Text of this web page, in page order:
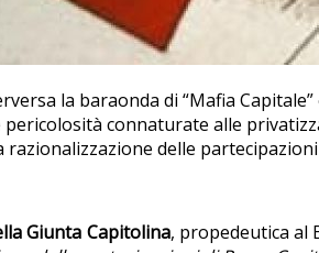
la baraonda di “Mafia
connaturate alle
razionalizzazione delle
Giunta Capitolina, propedeutica al